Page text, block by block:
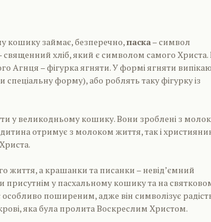
кошику займає, безперечно,паска– символ
священний хліб, який є символом самого
Агнця – фігурка ягняти. У формі ягняти
форму), або роблять таку фігурку із
у великодньому кошику. Вони зроблені з
дитина отримує з молоком життя, так і
життя, а крашанки та писанки – невід’ємний
присутнім у пасхальному кошику та на
поширеним, адже він символізує
яка була пролита Воскреслим Христом.